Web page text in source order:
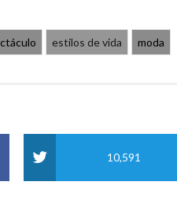
estilos de vida moda
10,591